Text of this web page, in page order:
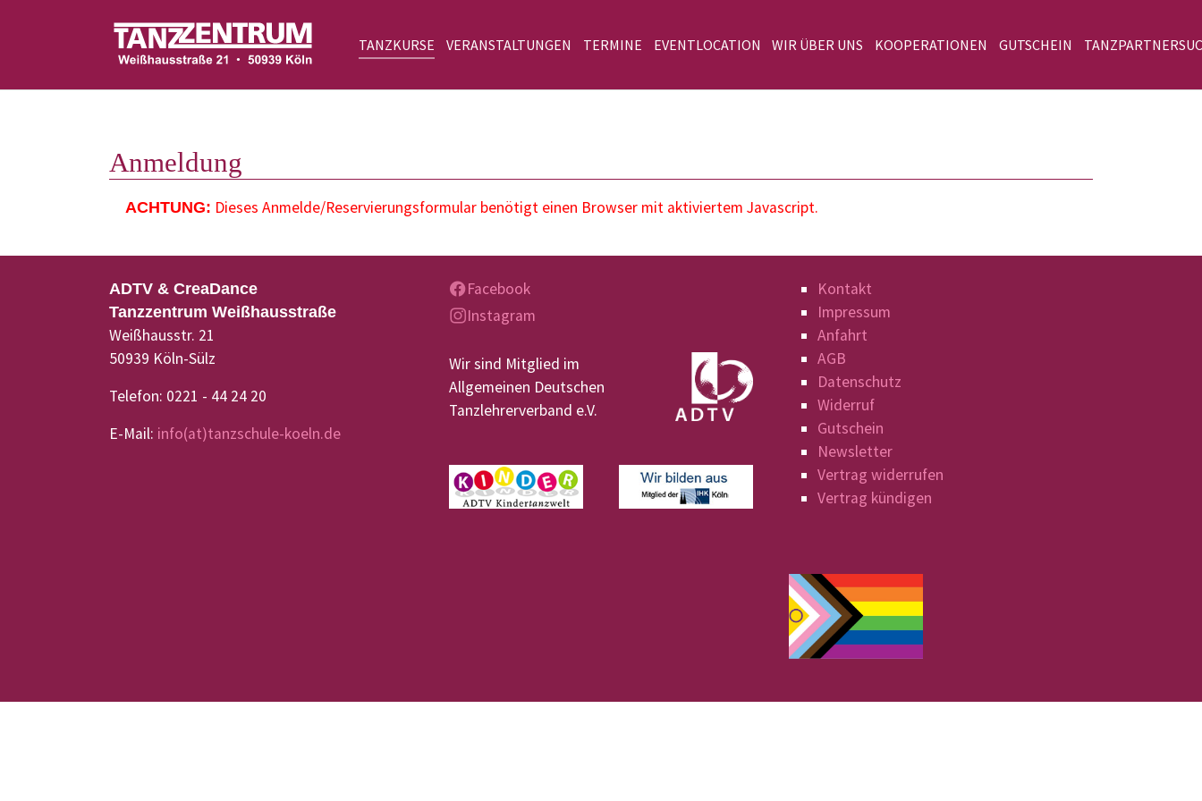
TANZKURSE VERANSTALTUNGEN TERMINE EVENTLOCATION WIR ÜBER UNS KOOPERATIONEN GUTSCHEIN
Anmeldung
ACHTUNG: Dieses Anmelde/Reservierungsformular benötigt einen Browser mit aktiviertem Javascript.
ADTV & CreaDance
Tanzzentrum Weißhausstraße
Weißhausstr. 21
50939 Köln-Sülz
Telefon: 0221 - 44 24 20
E-Mail: info(at)tanzschule-koeln.de
Facebook
Instagram
Wir sind Mitglied im
Allgemeinen Deutschen
Tanzlehrerverband e.V.
Kontakt
Impressum
Anfahrt
AGB
Datenschutz
Widerruf
Gutschein
Newsletter
Vertrag widerrufen
Vertrag kündigen